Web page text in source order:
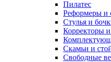
Пилатес
Реформеры и
Стулья и
Корректоры
Скамьи и
Свободные